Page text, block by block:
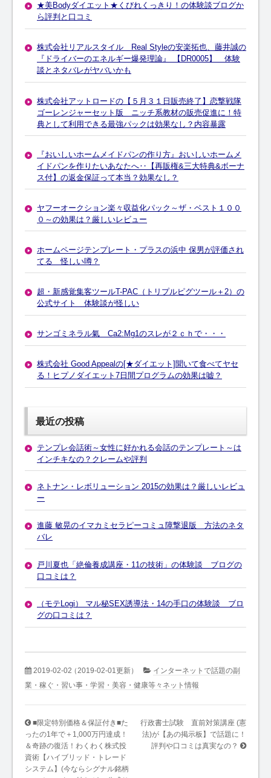
★美Bodyダイエット★くびれくっきり！の体験談ブログか
ら評判と口コミ
株式会社リアルスタイル Real Styleの安楽拓也、藤井誠の
『ドライバーのエネルギー爆発理論』 【DR0005】 体験
談とネタバレがヤバいかも
株式会社アットロードの【５月３１日販売終了】恋撃戦隊
ゴーレンジャーセット版 ニッチ系教材の販売促進に！特
典として利用できる最強パックは効果なし？内容暴露
『おいしいホームメイドパンの作り方』おいしいホームメ
イドパンを作りたいあなたへ‥【再販権&三大特典&ボーナ
ス付】の返金保証って本当？効果なし？
ヤフーオークション楽々収益化パック～ザ・ベスト１００
０～の効果は？厳しいレビュー
ホームページテンプレート・プラスの浜中 保男が評価され
てる 怪しい噂？
超・新感覚集客ツールT-PAC（トリプルピグツール＋2）の
公式サイト 体験談が怪しい
サンゴミネラル氣 Ca2:Mg1のスレが２ｃｈで・・・
株式会社 Good Appealの[★ダイエット]聞いて食べてヤセ
る！ヒプノダイエット7日間プログラムの効果は嘘？
最近の投稿
テンプレ会話術～女性に好かれる会話のテンプレート～は
インチキなの？クレームや評判
ネトナン・レボリューション 2015の効果は？厳しいレビュ
ー
進藤 敏晃のイマカミセラピーコミュ障撃退版 方法のネタ
バレ
戸川夏也「絶倫養成講座・11の技術」の体験談 ブログの
口コミは？
（モテLogi） マル秘SEX誘導法・14の手口の体験談 ブロ
グの口コミは？
2019-02-02（2019-02-01更新）
インターネットで話題の副
業・稼ぐ・習い事・学習・美容・健康等々ネット情報
■限定特別価格＆保証付き■た
ったの1年で＋1,000万円達成！
＆奇跡の復活！わくわく株式投
資術【ハイブリッド・トレード
システム】(今ならシグナル銘柄
行政書士試験 直前対策講座 (憲
法)が【あの掲示板】で話題に！
評判や口コミは真実なの？